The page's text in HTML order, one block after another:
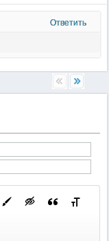
Ответить